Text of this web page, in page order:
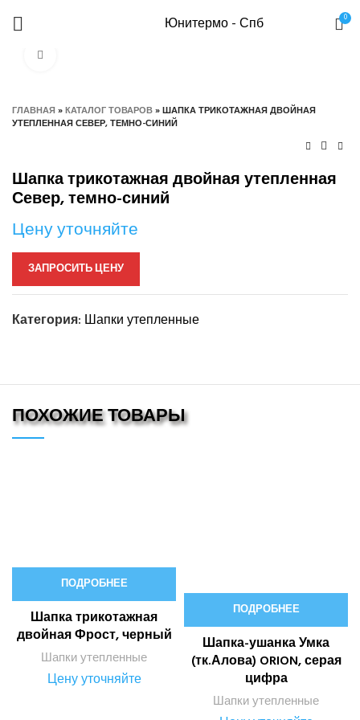
Юнитермо - Спб 0
ГЛАВНАЯ»КАТАЛОГ ТОВАРОВ»ШАПКА ТРИКОТАЖНАЯ ДВОЙНАЯ
УТЕПЛЕННАЯ СЕВЕР, ТЕМНО-СИНИЙ
Шапка трикотажная двойная утепленная
Север, темно-синий
Цену уточняйте
ЗАПРОСИТЬ ЦЕНУ
Категория: Шапки утепленные
ПОХОЖИЕ ТОВАРЫ
ПОДРОБНЕЕ
Шапка трикотажная
двойная Фрост, черный
Шапки утепленные
Цену уточняйте
ПОДРОБНЕЕ
Шапка-ушанка Умка
(тк.Алова) ORION, серая
цифра
Шапки утепленные